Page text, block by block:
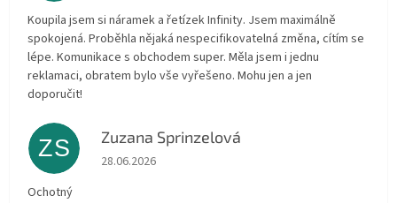
Koupila jsem si náramek a řetízek Infinity. Jsem maximálně
spokojená. Proběhla nějaká nespecifikovatelná změna, cítím se
lépe. Komunikace s obchodem super. Měla jsem i jednu
reklamaci, obratem bylo vše vyřešeno. Mohu jen a jen
doporučit!
ZS Zuzana Sprinzelová
Die Shop-Bewertung beträgt 5 von 5 Sternen.
28.06.2026
Ochotný